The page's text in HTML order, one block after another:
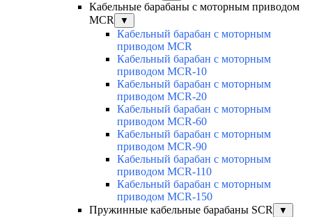
Кабельные барабаны с моторным приводом
MCR
▼
Кабельный барабан с моторным
приводом MCR
Кабельный барабан с моторным
приводом MCR-10
Кабельный барабан с моторным
приводом MCR-20
Кабельный барабан с моторным
приводом MCR-60
Кабельный барабан с моторным
приводом MCR-90
Кабельный барабан с моторным
приводом MCR-110
Кабельный барабан с моторным
приводом MCR-150
Пружинные кабельные барабаны SCR
▼